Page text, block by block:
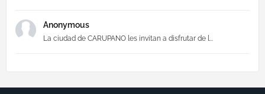
Anonymous
La ciudad de CARUPANO les invitan a disfrutar de l...